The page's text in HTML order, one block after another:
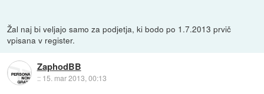
Žal naj bi veljajo samo za podjetja, ki bodo po 1.7.2013 prvič
vpisana v register.
ZaphodBB
:: 15. mar 2013, 00:13